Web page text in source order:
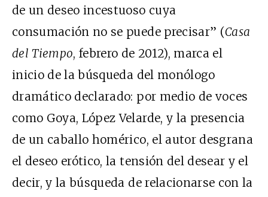
de un deseo incestuoso cuya
consumación no se puede precisar” (Casa
delTiempo, febrero de 2012), marca el
inicio de la búsqueda del monólogo
dramático declarado: por medio de voces
como Goya, López Velarde, y la presencia
de un caballo homérico, el autor desgrana
el deseo erótico, la tensión del desear y el
decir, y la búsqueda de relacionarse con la